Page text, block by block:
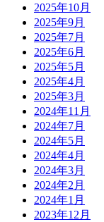
2025年10月
2025年9月
2025年7月
2025年6月
2025年5月
2025年4月
2025年3月
2024年11月
2024年7月
2024年5月
2024年4月
2024年3月
2024年2月
2024年1月
2023年12月